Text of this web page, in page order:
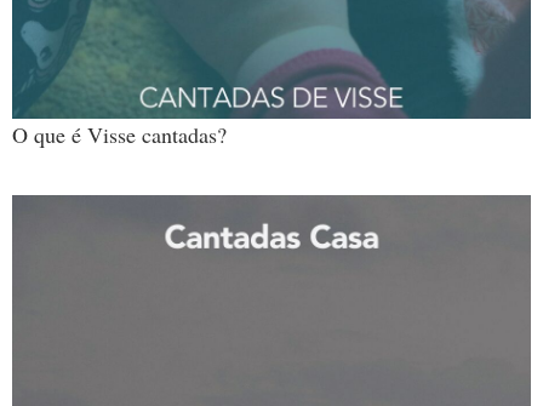
O que é Visse cantadas?